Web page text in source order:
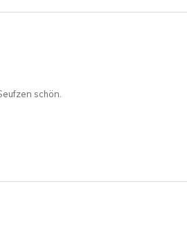
schön.